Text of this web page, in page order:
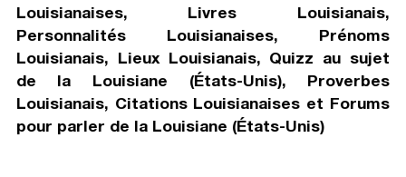
Louisianaises, Livres Louisianais,
Personnalités Louisianaises, Prénoms
Louisianais, Lieux Louisianais, Quizz au sujet
de la Louisiane (États-Unis), Proverbes
Louisianais, Citations Louisianaises et Forums
pour parler de la Louisiane (États-Unis)